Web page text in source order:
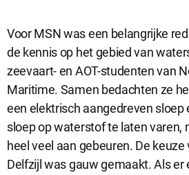
Voor MSN was een belangrijke
de kennis op het gebied van
zeevaart- en AOT-studenten van
Maritime. Samen bedachten ze
een elektrisch aangedreven sloep
sloep op waterstof te laten varen,
heel veel aan gebeuren. De keuze
Delfzijl was gauw gemaakt. Als er